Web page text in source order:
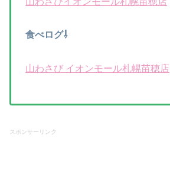
食べログ⇩
山わさび イオンモール札幌苗穂店
スポンサーリンク